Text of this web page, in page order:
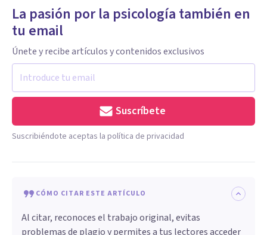
La pasión por la psicología también en
tu email
Únete y recibe artículos y contenidos exclusivos
Suscríbete
Suscribiéndote aceptas la política de privacidad
CÓMO CITAR ESTE ARTÍCULO
Al citar, reconoces el trabajo original, evitas
problemas de plagio y permites a tus lectores acceder